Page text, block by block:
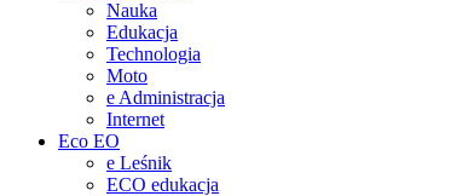
Nauka
Edukacja
Technologia
Moto
e Administracja
Internet
Eco EO
e Leśnik
ECO edukacja